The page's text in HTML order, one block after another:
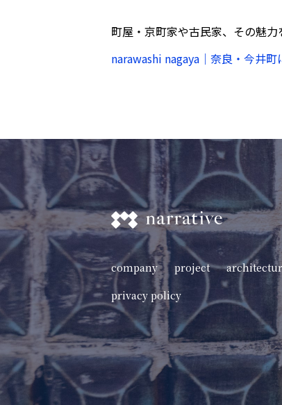
町屋・京町家や古民家、その魅
narawashi nagaya｜奈良・今井
company project
privacy policy